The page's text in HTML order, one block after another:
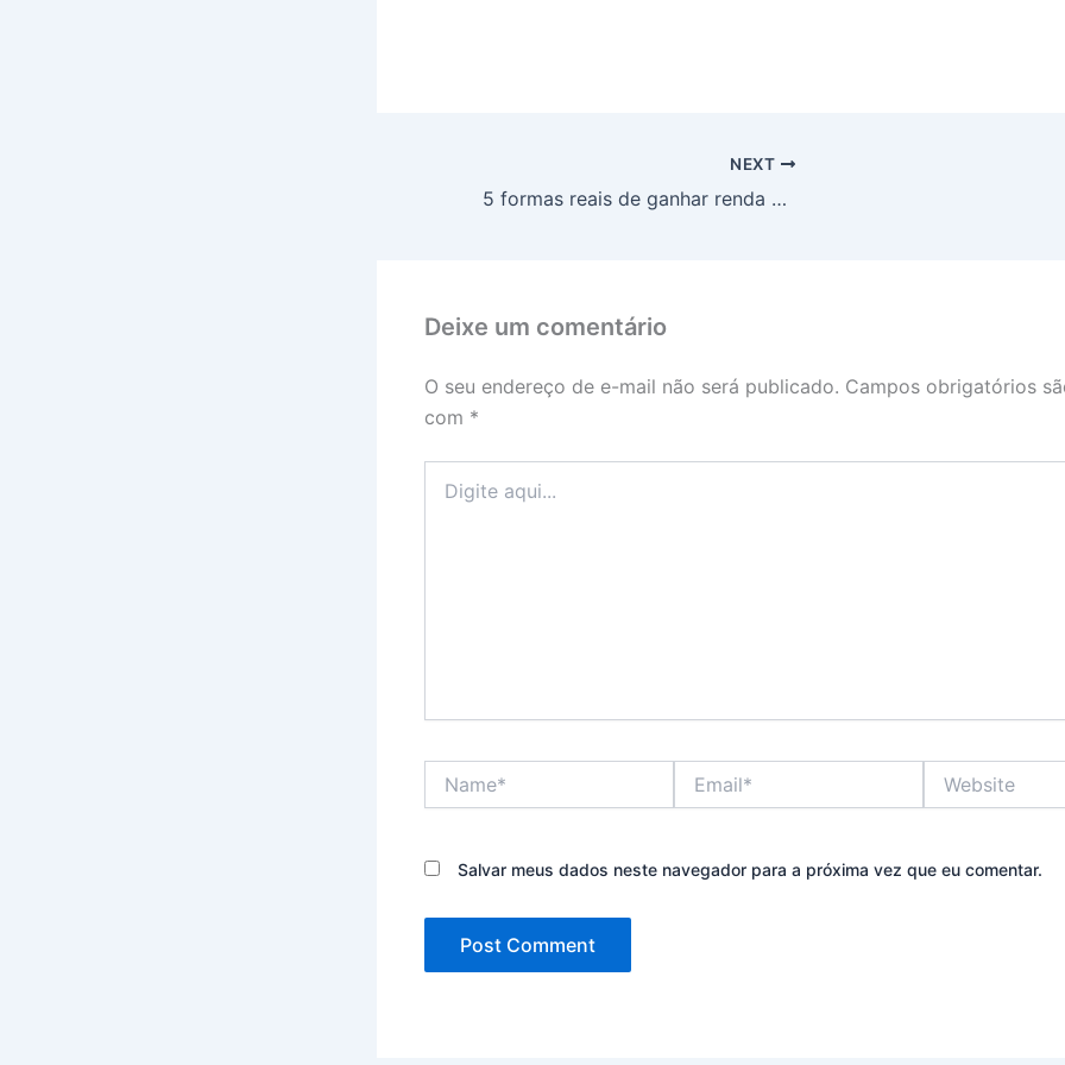
NEXT
5 formas reais de ganhar renda extra começando do zero (o que é verdade e o que é mentira)
Deixe um comentário
O seu endereço de e-mail não será publicado. Campos obrigatórios
com *
aqui...
Salvar meus dados neste navegador para a próxima vez que eu comentar.